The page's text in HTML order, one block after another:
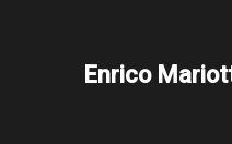
Enrico